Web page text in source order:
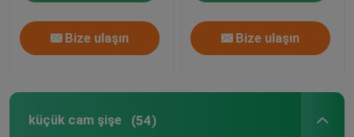
İlaç ambalaj kutusu
Plastik blister ambalaj
Bize ulaşın Bize ulaşın
küçük cam şişe (54)